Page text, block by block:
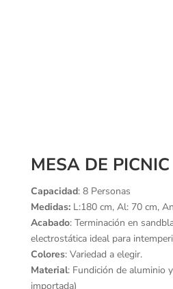
MESA DE
Capacidad: 8 Personas
Medidas:L:180 cm, Al: 70 cm,
Acabado: Terminación en
electrostática ideal para
Colores: Variedad a elegir.
Material: Fundición de aluminio
importada)